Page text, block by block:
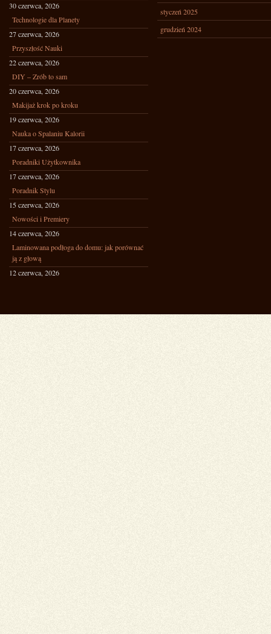
30 czerwca, 2026
Technologie dla Planety
27 czerwca, 2026
Przyszłość Nauki
22 czerwca, 2026
DIY – Zrób to sam
20 czerwca, 2026
Makijaż krok po kroku
19 czerwca, 2026
Nauka o Spalaniu Kalorii
17 czerwca, 2026
Poradniki Użytkownika
17 czerwca, 2026
Poradnik Stylu
15 czerwca, 2026
Nowości i Premiery
14 czerwca, 2026
Laminowana podłoga do domu: jak porównać
ją z głową
12 czerwca, 2026
styczeń 2025
grudzień 2024